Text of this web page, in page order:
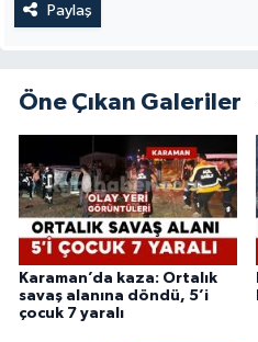
Paylaş
Öne Çıkan Galeriler
Karaman’da kaza: Ortalık
savaş alanına döndü, 5’i
çocuk 7 yaralı